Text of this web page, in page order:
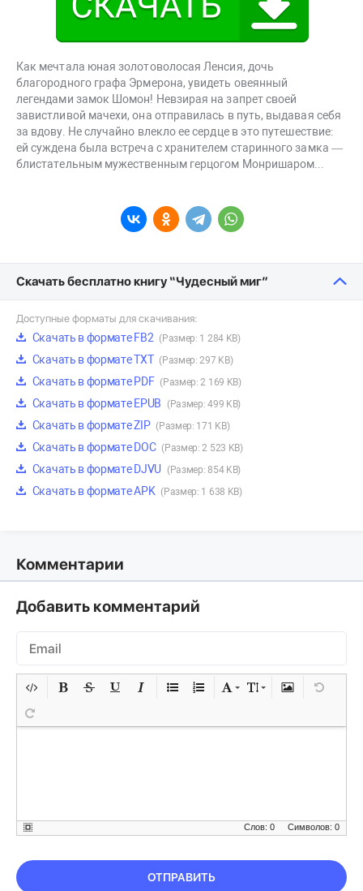
Как мечтала юная золотоволосая Ленсия, дочь
благородного графа Эрмерона, увидеть овеянный
легендами замок Шомон! Невзирая на запрет своей
завистливой мачехи, она отправилась в путь, выдавая себя
за вдову. Не случайно влекло ее сердце в это путешествие:
ей суждена была встреча с хранителем старинного замка —
блистательным мужественным герцогом Монришаром...
Скачать бесплатно книгу “Чудесный миг”
Доступные форматы для скачивания:
Скачать в формате FB2 (Размер: 1 284 KB)
Скачать в формате TXT (Размер: 297 KB)
Скачать в формате PDF (Размер: 2 169 KB)
Скачать в формате EPUB (Размер: 499 KB)
Скачать в формате ZIP (Размер: 171 KB)
Скачать в формате DOC (Размер: 2 523 KB)
Скачать в формате DJVU (Размер: 854 KB)
Скачать в формате APK (Размер: 1 638 KB)
Комментарии
Добавить комментарий
Символов: 0
Слов: 0
ОТПРАВИТЬ